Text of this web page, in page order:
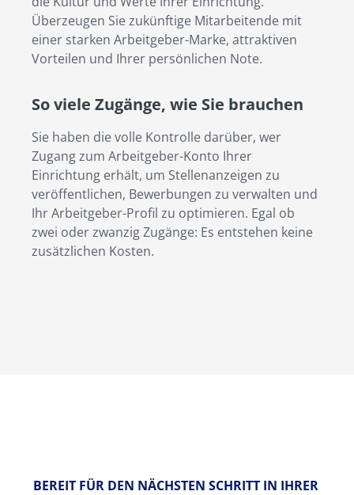
Überzeugen Sie zukünftige Mitarbeitende mit
einer starken Arbeitgeber-Marke, attraktiven
Vorteilen und Ihrer persönlichen Note.
So viele Zugänge, wie Sie brauchen
Sie haben die volle Kontrolle darüber, wer
Zugang zum Arbeitgeber-Konto Ihrer
Einrichtung erhält, um Stellenanzeigen zu
veröffentlichen, Bewerbungen zu verwalten und
Ihr Arbeitgeber-Profil zu optimieren. Egal ob
zwei oder zwanzig Zugänge: Es entstehen keine
zusätzlichen Kosten.
BEREIT FÜR DEN NÄCHSTEN SCHRITT IN IHRER